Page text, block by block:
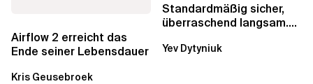
Airflow 2 erreicht das
Ende seiner Lebensdauer
Kris Geusebroek
Standardmäßig sicher,
überraschend langsam.
über die RDS...
Yev Dytyniuk